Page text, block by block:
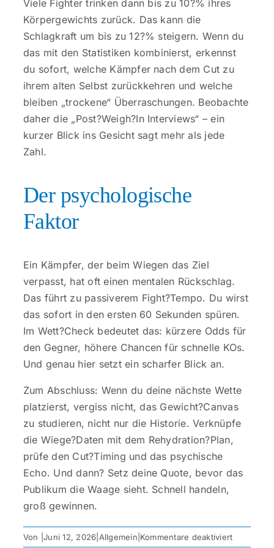
Viele Fighter trinken dann bis zu 10?% ihres
Körpergewichts zurück. Das kann die
Schlagkraft um bis zu 12?% steigern. Wenn du
das mit den Statistiken kombinierst, erkennst
du sofort, welche Kämpfer nach dem Cut zu
ihrem alten Selbst zurückkehren und welche
bleiben „trockene“ Überraschungen. Beobachte
daher die „Post?Weigh?In Interviews“ – ein
kurzer Blick ins Gesicht sagt mehr als jede
Zahl.
Der psychologische
Faktor
Ein Kämpfer, der beim Wiegen das Ziel
verpasst, hat oft einen mentalen Rückschlag.
Das führt zu passiverem Fight?Tempo. Du wirst
das sofort in den ersten 60 Sekunden spüren.
Im Wett?Check bedeutet das: kürzere Odds für
den Gegner, höhere Chancen für schnelle KOs.
Und genau hier setzt ein scharfer Blick an.
Zum Abschluss: Wenn du deine nächste Wette
platzierst, vergiss nicht, das Gewicht?Canvas
zu studieren, nicht nur die Historie. Verknüpfe
die Wiege?Daten mit dem Rehydration?Plan,
prüfe den Cut?Timing und das psychische
Echo. Und dann? Setz deine Quote, bevor das
Publikum die Waage sieht. Schnell handeln,
groß gewinnen.
Von |Juni 12, 2026 Allgemein Kommentare deaktiviertfür